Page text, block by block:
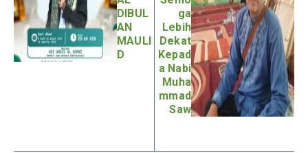
DIBUL
AN
MAULI
D
ga
Lebih
Dekat
Kepad
a Nabi
Muha
mmad
Saw